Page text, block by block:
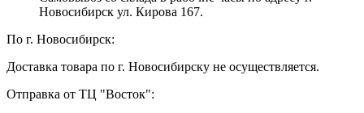
Новосибирск ул. Кирова 167.
По г. Новосибирск:
Доставка товара по г. Новосибирску не осуществляется.
Отправка от ТЦ "Восток":